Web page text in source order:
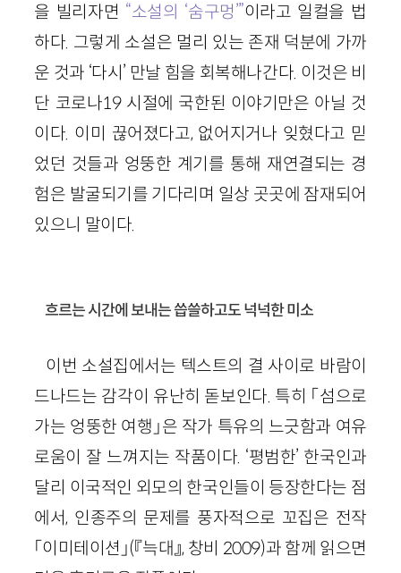
을 빌리자면 “소설의 ‘숨구멍’”이라고 일컬을 법
하다. 그렇게 소설은 멀리 있는 존재 덕분에 가까
운 것과 ‘다시’ 만날 힘을 회복해나간다. 이것은 비
단 코로나19 시절에 국한된 이야기만은 아닐 것
이다. 이미 끊어졌다고, 없어지거나 잊혔다고 믿
었던 것들과 엉뚱한 계기를 통해 재연결되는 경
험은 발굴되기를 기다리며 일상 곳곳에 잠재되어
있으니 말이다.
흐르는 시간에 보내는 씁쓸하고도 넉넉한 미소
이번 소설집에서는 텍스트의 결 사이로 바람이
드나드는 감각이 유난히 돋보인다. 특히 「섬으로
가는 엉뚱한 여행」은 작가 특유의 느긋함과 여유
로움이 잘 느껴지는 작품이다. ‘평범한’ 한국인과
달리 이국적인 외모의 한국인들이 등장한다는 점
에서, 인종주의 문제를 풍자적으로 꼬집은 전작
「이미테이션」(『늑대』, 창비 2009)과 함께 읽으면